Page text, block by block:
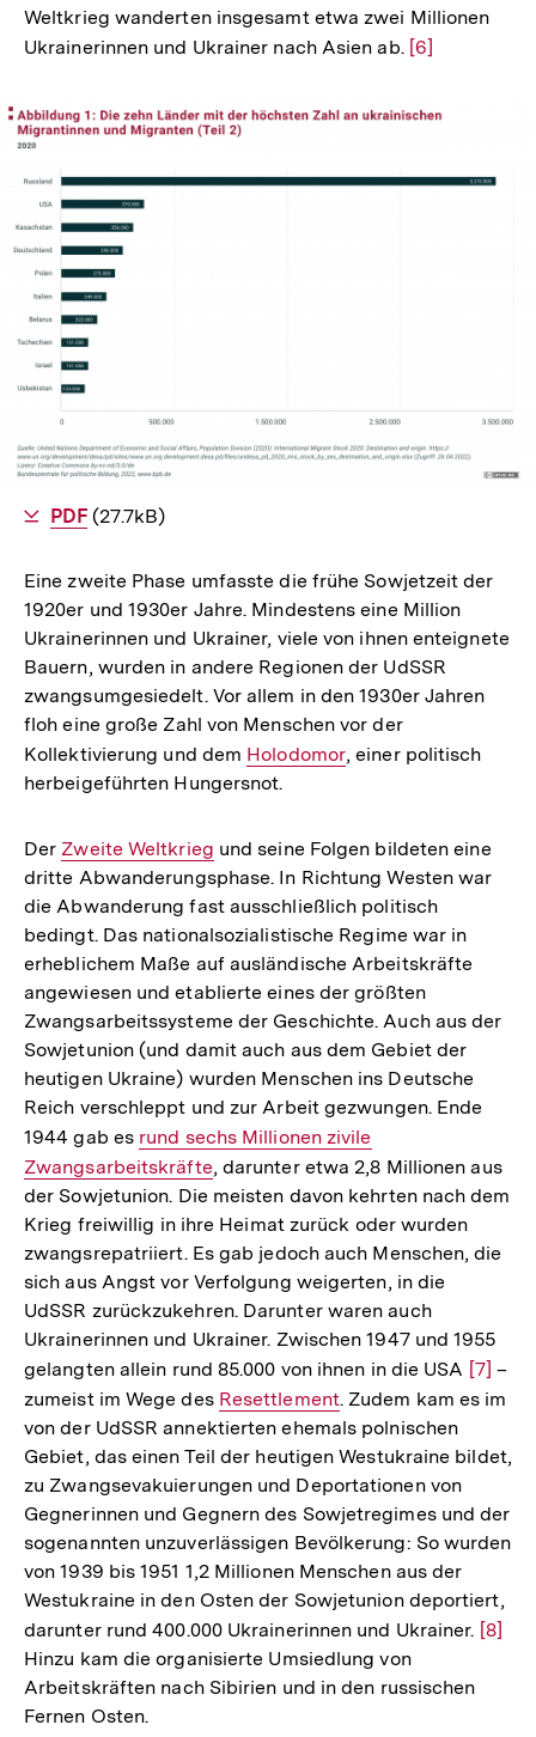
Weltkrieg wanderten insgesamt etwa zwei Millionen
Ukrainerinnen und Ukrainer nach Asien ab. Zur
der
[6]
Als
PDFherunterladen
(27.7kB)
Eine zweite Phase umfasste die frühe Sowjetzeit der
1920er und 1930er Jahre. Mindestens eine Million
Ukrainerinnen und Ukrainer, viele von ihnen enteignete
Bauern, wurden in andere Regionen der UdSSR
zwangsumgesiedelt. Vor allem in den 1930er Jahren
floh eine große Zahl von Menschen vor der
Kollektivierung und dem Interner
Link:
Holodomor, einer politisch
herbeigeführten Hungersnot.
Der Interner
Link:
Zweite Weltkrieg und seine Folgen bildeten eine
dritte Abwanderungsphase. In Richtung Westen war
die Abwanderung fast ausschließlich politisch
bedingt. Das nationalsozialistische Regime war in
erheblichem Maße auf ausländische Arbeitskräfte
angewiesen und etablierte eines der größten
Zwangsarbeitssysteme der Geschichte. Auch aus der
Sowjetunion (und damit auch aus dem Gebiet der
heutigen Ukraine) wurden Menschen ins Deutsche
Reich verschleppt und zur Arbeit gezwungen. Ende
1944 gab es Interner
Link:
rund sechs Millionen zivile
Zwangsarbeitskräfte, darunter etwa 2,8 Millionen aus
der Sowjetunion. Die meisten davon kehrten nach dem
Krieg freiwillig in ihre Heimat zurück oder wurden
zwangsrepatriiert. Es gab jedoch auch Menschen, die
sich aus Angst vor Verfolgung weigerten, in die
UdSSR zurückzukehren. Darunter waren auch
Ukrainerinnen und Ukrainer. Zwischen 1947 und 1955
gelangten allein rund 85.000 von ihnen in die USA Zur
[7] –
zumeist im Wege des Interner
Link:
Resettlement. Zudem kam es im
von der UdSSR annektierten ehemals polnischen
Gebiet, das einen Teil der heutigen Westukraine bildet,
zu Zwangsevakuierungen und Deportationen von
Gegnerinnen und Gegnern des Sowjetregimes und der
sogenannten unzuverlässigen Bevölkerung: So wurden
von 1939 bis 1951 1,2 Millionen Menschen aus der
Westukraine in den Osten der Sowjetunion deportiert,
darunter rund 400.000 Ukrainerinnen und Ukrainer. Zur
[8]
Hinzu kam die organisierte Umsiedlung von
Arbeitskräften nach Sibirien und in den russischen
Fernen Osten.